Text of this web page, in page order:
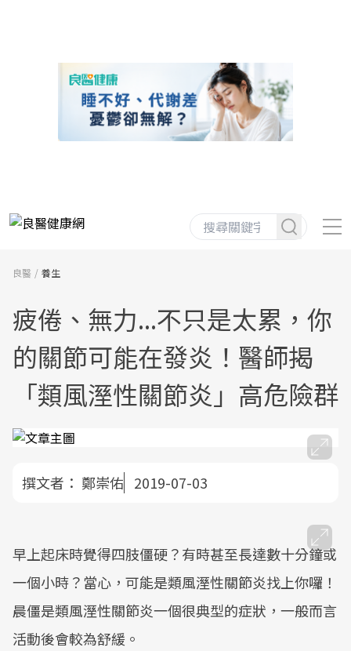
良醫 養生
疲倦、無力...不只是太累，你
的關節可能在發炎！醫師揭
「類風溼性關節炎」高危險群
撰文者： 鄭崇佑 2019-07-03
早上起床時覺得四肢僵硬？有時甚至長達數十分鐘或
一個小時？當心，可能是類風溼性關節炎找上你囉！
晨僵是類風溼性關節炎一個很典型的症狀，一般而言
活動後會較為舒緩。